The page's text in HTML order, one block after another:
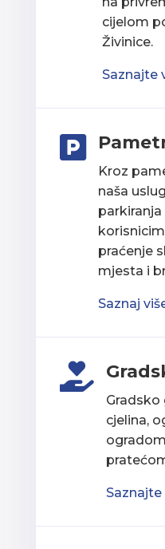
cijelom
Živinice.
Saznajte

Kroz
naša
praćenje
mjesta i
Saznaj

Gradsko
cjelina,
Saznajte